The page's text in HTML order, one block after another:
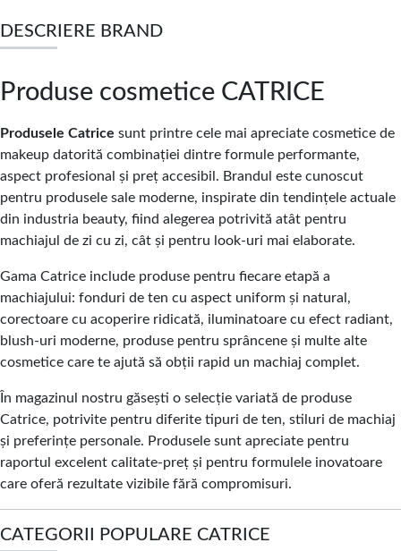
DESCRIERE BRAND
Produse cosmetice CATRICE
Produsele Catrice sunt printre cele mai apreciate cosmetice de
makeup datorită combinației dintre formule performante,
aspect profesional și preț accesibil. Brandul este cunoscut
pentru produsele sale moderne, inspirate din tendințele actuale
din industria beauty, fiind alegerea potrivită atât pentru
machiajul de zi cu zi, cât și pentru look-uri mai elaborate.
Gama Catrice include produse pentru fiecare etapă a
machiajului: fonduri de ten cu aspect uniform și natural,
corectoare cu acoperire ridicată, iluminatoare cu efect radiant,
blush-uri moderne, produse pentru sprâncene și multe alte
cosmetice care te ajută să obții rapid un machiaj complet.
În magazinul nostru găsești o selecție variată de produse
Catrice, potrivite pentru diferite tipuri de ten, stiluri de machiaj
și preferințe personale. Produsele sunt apreciate pentru
raportul excelent calitate-preț și pentru formulele inovatoare
care oferă rezultate vizibile fără compromisuri.
CATEGORII POPULARE CATRICE